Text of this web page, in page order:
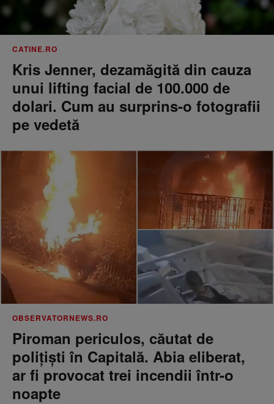
CATINE.RO
Kris Jenner, dezamăgită din cauza
unui lifting facial de 100.000 de
dolari. Cum au surprins-o fotografii
pe vedetă
OBSERVATORNEWS.RO
Piroman periculos, căutat de
poliţişti în Capitală. Abia eliberat,
ar fi provocat trei incendii într-o
noapte